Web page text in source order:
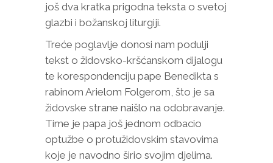
još dva kratka prigodna teksta o svetoj
glazbi i božanskoj liturgiji.
Treće poglavlje donosi nam podulji
tekst o židovsko-kršćanskom dijalogu
te korespondenciju pape Benedikta s
rabinom Arielom Folgerom, što je sa
židovske strane naišlo na odobravanje.
Time je papa još jednom odbacio
optužbe o protužidovskim stavovima
koje je navodno širio svojim djelima.